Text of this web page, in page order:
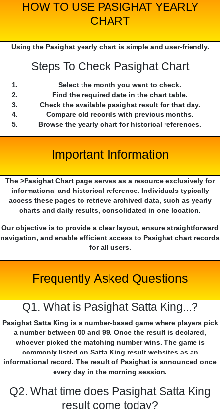
HOW TO USE PASIGHAT YEARLY
CHART
Using the Pasighat yearly chart is simple and user-friendly.
Steps To Check Pasighat Chart
Select the month you want to check.
Find the required date in the chart table.
Check the available pasighat result for that day.
Compare old records with previous months.
Browse the yearly chart for historical references.
Important Information
The >Pasighat Chart page serves as a resource exclusively for
informational and historical reference. Individuals typically
access these pages to retrieve archived data, such as yearly
charts and daily results, consolidated in one location.
Our objective is to provide a clear layout, ensure straightforward
navigation, and enable efficient access to Pasighat chart records
for all users.
Frequently Asked Questions
Q1. What is Pasighat Satta King...?
Pasighat Satta King is a number-based game where players pick
a number between 00 and 99. Once the result is declared,
whoever picked the matching number wins. The game is
commonly listed on Satta King result websites as an
informational record. The result of Pasighat is announced once
every day in the morning session.
Q2. What time does Pasighat Satta King
result come today?